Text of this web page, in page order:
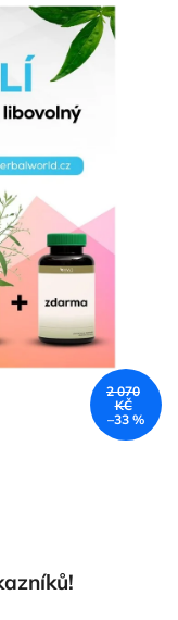
2 070
KČ
–33 %